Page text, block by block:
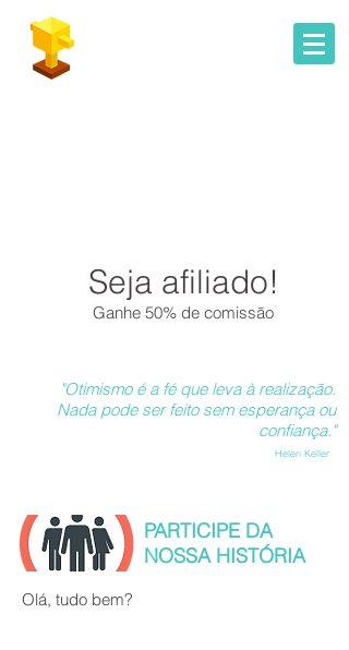
Seja afiliado!
Ganhe 50% de comissão
Olá, tudo bem?
PARTICIPE DA
NOSSA HISTÓRIA
"Otimismo é a fé que leva à realização.
Nada pode ser feito sem esperança ou
confiança."
Helen Keller